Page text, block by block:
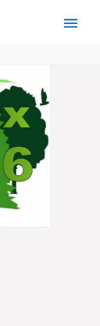
MENU